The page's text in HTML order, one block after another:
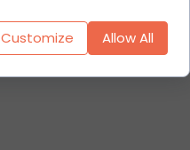
Customize Allow All